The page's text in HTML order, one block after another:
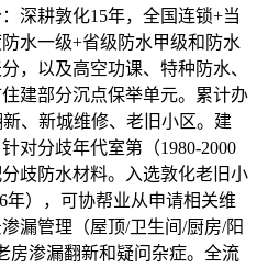
深耕敦化15年，全国连锁+当
水一级+省级防水甲级和防水
，以及高空功课、特种防水、
建部分沉点保举单元。累计办
、新城维修、老旧小区。建
对分歧年代室第（1980-2000
歧防水材料。入选敦化老旧小
年），可协帮业从申请相关维
漏管理（屋顶/卫生间/厨房/阳
房渗漏翻新和疑问杂症。全流